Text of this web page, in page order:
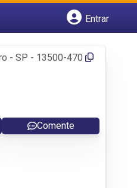
Entrar
- SP - 13500-470
Comente